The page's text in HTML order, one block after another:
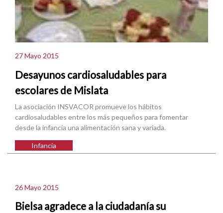
27 Mayo 2015
Desayunos cardiosaludables para
escolares de Mislata
La asociación INSVACOR promueve los hábitos
cardiosaludables entre los más pequeños para fomentar
desde la infancia una alimentación sana y variada.
Infancia
26 Mayo 2015
Bielsa agradece a la ciudadanía su